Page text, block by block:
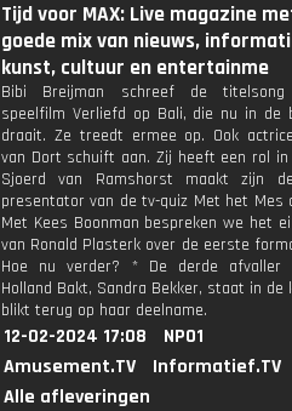
Tijd voor MAX: Live magazine
goede mix van nieuws,
kunst, cultuur en entertainme
Bibi Breijman schreef de
speelfilm Verliefd op Bali, die nu in de
draait. Ze treedt ermee op. Ook
van Dort schuift aan. Zij heeft een rol
Sjoerd van Ramshorst maakt zijn
presentator van de tv-quiz Met het Mes
Met Kees Boonman bespreken we het
van Ronald Plasterk over de eerste
Hoe nu verder? * De derde afvaller
Holland Bakt, Sandra Bekker, staat in de
blikt terug op haar deelname.
12-02-2024 17:08
NPO1
Amusement.TV
Informatief.TV
Alle afleveringen